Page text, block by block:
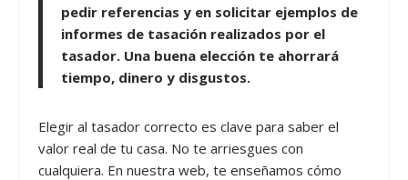
pedir referencias y en solicitar ejemplos de
informes de tasación realizados por el
tasador. Una buena elección te ahorrará
tiempo, dinero y disgustos.
Elegir al tasador correcto es clave para saber el
valor real de tu casa. No te arriesgues con
cualquiera. En nuestra web, te enseñamos cómo